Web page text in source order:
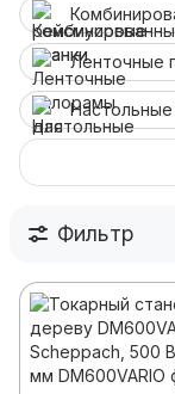
Ленточные
Токарные
Пилы
Фильтр